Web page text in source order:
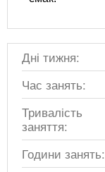
Дні тижня:
Час занять:
Тривалість
заняття:
Години занять: